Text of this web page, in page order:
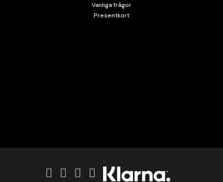
Vanliga frågor
Presentkort